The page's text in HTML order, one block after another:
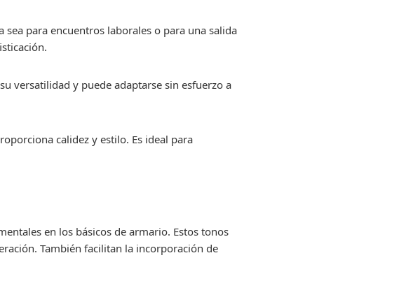
para encuentros laborales o para una salida
versatilidad y puede adaptarse sin esfuerzo a
calidez y estilo. Es ideal para
en los básicos de armario. Estos tonos
También facilitan la incorporación de